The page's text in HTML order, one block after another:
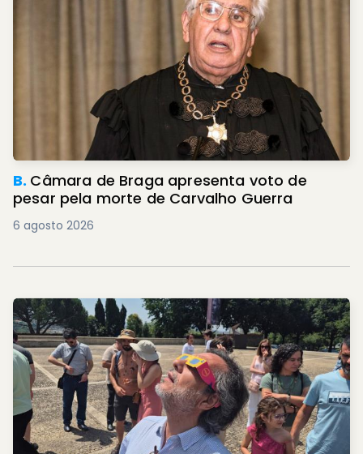
B. Câmara de Braga apresenta voto de
pesar pela morte de Carvalho Guerra
6 agosto 2026